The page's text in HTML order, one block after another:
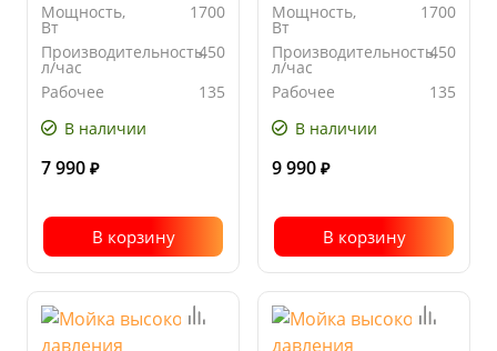
Мощность,
Вт
1700
Производительность,
л/час
450
Рабочее
бар
135
В наличии
7 990 ₽
В корзину
Мощность,
Вт
1700
Производительность,
л/час
450
Рабочее
бар
135
В наличии
9 990 ₽
В корзину